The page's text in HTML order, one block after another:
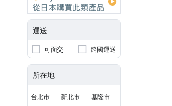
運送
可面交 跨國運送
所在地
台北市 新北市 基隆市